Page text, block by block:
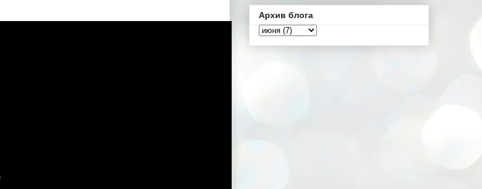
Архив блога